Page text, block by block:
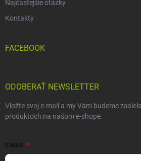
Najčastejšie otázky
Kontakty
FACEBOOK
ODOBERAŤ NEWSLETTER
Vložte svoj e-mail a my Vám budeme
produktoch na našom e-shope.
EMAIL